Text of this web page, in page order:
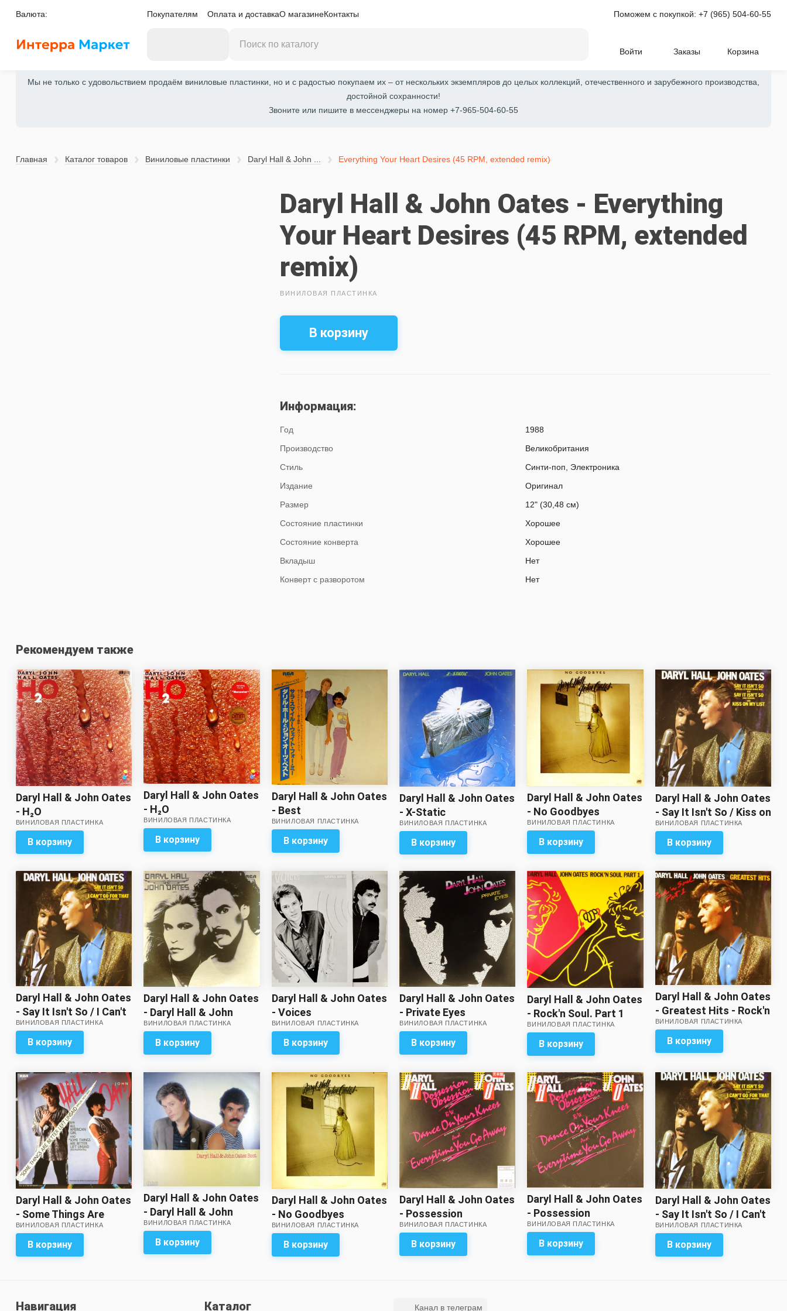
Валюта: Покупателям Оплата и доставкаО магазинеКонтакты Поможем с покупкой:+7 (965) 504-60-55
Войти Заказы Корзина
Мы не только с удовольствием продаём виниловые пластинки, но и с радостью покупаем их – от нескольких экземпляров до целых коллекций, отечественного и зарубежного производства,
достойной сохранности!
Звоните или пишите в мессенджеры на номер +7-965-504-60-55
Главная Каталог товаров Виниловые пластинки Daryl Hall & John ... Everything Your Heart Desires (45 RPM, extended remix)
Daryl Hall & John Oates - Everything
Your Heart Desires (45 RPM, extended
remix)
ВИНИЛОВАЯ ПЛАСТИНКА
В корзину
Информация:
Год
1988
Производство
Великобритания
Стиль
Синти-поп, Электроника
Издание
Оригинал
Размер
12" (30,48 см)
Состояние пластинки
Хорошее
Состояние конверта
Хорошее
Вкладыш
Нет
Конверт с разворотом
Нет
Рекомендуем также
Daryl Hall & John Oates
- H₂O
ВИНИЛОВАЯ ПЛАСТИНКА
В корзину
Daryl Hall & John Oates
- H₂O
ВИНИЛОВАЯ ПЛАСТИНКА
В корзину
Daryl Hall & John Oates
- Best
ВИНИЛОВАЯ ПЛАСТИНКА
В корзину
Daryl Hall & John Oates
- X-Static
ВИНИЛОВАЯ ПЛАСТИНКА
В корзину
Daryl Hall & John Oates
- No Goodbyes
ВИНИЛОВАЯ ПЛАСТИНКА
В корзину
Daryl Hall & John Oates
- Say It Isn't So / Kiss on
My List (single)
ВИНИЛОВАЯ ПЛАСТИНКА
В корзину
Daryl Hall & John Oates
- Say It Isn't So / I Can't
Go for That (single)
ВИНИЛОВАЯ ПЛАСТИНКА
В корзину
Daryl Hall & John Oates
- Daryl Hall & John
Oates (качество звука
ближе к отличному)
ВИНИЛОВАЯ ПЛАСТИНКА
В корзину
Daryl Hall & John Oates
- Voices
ВИНИЛОВАЯ ПЛАСТИНКА
В корзину
Daryl Hall & John Oates
- Private Eyes
(отличный звук)
ВИНИЛОВАЯ ПЛАСТИНКА
В корзину
Daryl Hall & John Oates
- Rock'n Soul. Part 1
ВИНИЛОВАЯ ПЛАСТИНКА
В корзину
Daryl Hall & John Oates
- Greatest Hits - Rock'n
Soul. Part 1
ВИНИЛОВАЯ ПЛАСТИНКА
В корзину
Daryl Hall & John Oates
- Some Things Are
Better Left Unsaid
(special new mix)
ВИНИЛОВАЯ ПЛАСТИНКА
В корзину
Daryl Hall & John Oates
- Daryl Hall & John
Oates Best
ВИНИЛОВАЯ ПЛАСТИНКА
В корзину
Daryl Hall & John Oates
- No Goodbyes
(отличный звук)
ВИНИЛОВАЯ ПЛАСТИНКА
В корзину
Daryl Hall & John Oates
- Possession
Obsession (single)
(отличный звук)
ВИНИЛОВАЯ ПЛАСТИНКА
В корзину
Daryl Hall & John Oates
- Possession
Obsession (single)
ВИНИЛОВАЯ ПЛАСТИНКА
В корзину
Daryl Hall & John Oates
- Say It Isn't So / I Can't
Go for That
ВИНИЛОВАЯ ПЛАСТИНКА
В корзину
Навигация Каталог Канал в телеграм